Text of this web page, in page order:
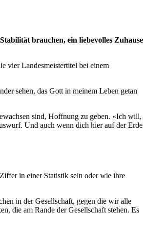
brauchen, ein liebevolles Zuhause
vier Landesmeistertitel bei einem
sehen, das Gott in meinem Leben getan
sind, Hoffnung zu geben. «Ich will,
Und auch wenn dich hier auf der Erde
in einer Statistik sein oder wie ihre
in der Gesellschaft, gegen die wir alle
die am Rande der Gesellschaft stehen. Es